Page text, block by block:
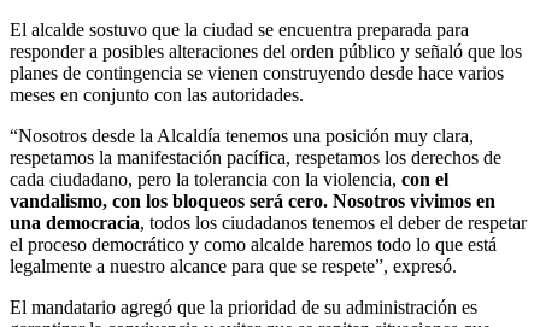
El alcalde sostuvo que la ciudad se encuentra preparada para
responder a posibles alteraciones del orden público y señaló que los
planes de contingencia se vienen construyendo desde hace varios
meses en conjunto con las autoridades.
“Nosotros desde la Alcaldía tenemos una posición muy clara,
respetamos la manifestación pacífica, respetamos los derechos de
cada ciudadano, pero la tolerancia con la violencia, con el
vandalismo, con los bloqueos será cero. Nosotros vivimos en
una democracia, todos los ciudadanos tenemos el deber de respetar
el proceso democrático y como alcalde haremos todo lo que está
legalmente a nuestro alcance para que se respete”, expresó.
El mandatario agregó que la prioridad de su administración es